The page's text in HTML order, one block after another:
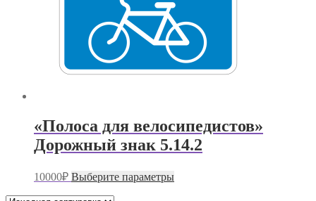
«Полоса для велосипедистов»
Дорожный знак 5.14.2
10000₽ Выберите параметрыЭтот